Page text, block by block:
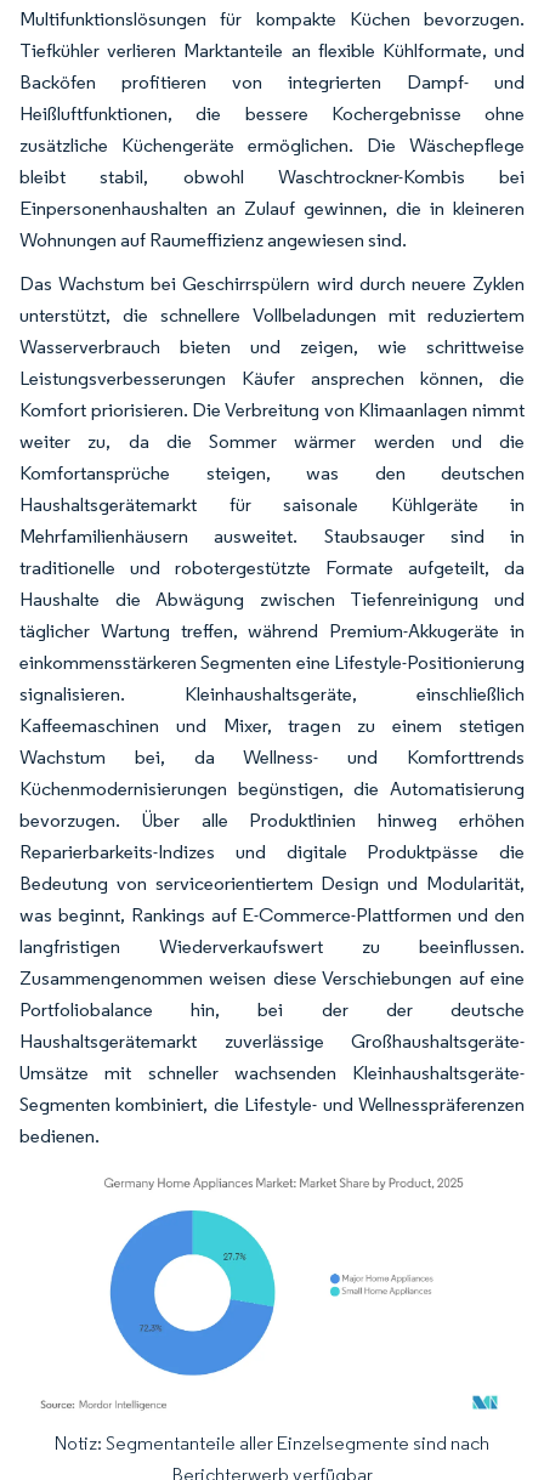
Multifunktionslösungen für kompakte Küchen bevorzugen.
Tiefkühler verlieren Marktanteile an flexible Kühlformate, und
Backöfen profitieren von integrierten Dampf- und
Heißluftfunktionen, die bessere Kochergebnisse ohne
zusätzliche Küchengeräte ermöglichen. Die Wäschepflege
bleibt stabil, obwohl Waschtrockner-Kombis bei
Einpersonenhaushalten an Zulauf gewinnen, die in kleineren
Wohnungen auf Raumeffizienz angewiesen sind.
Das Wachstum bei Geschirrspülern wird durch neuere Zyklen
unterstützt, die schnellere Vollbeladungen mit reduziertem
Wasserverbrauch bieten und zeigen, wie schrittweise
Leistungsverbesserungen Käufer ansprechen können, die
Komfort priorisieren. Die Verbreitung von Klimaanlagen nimmt
weiter zu, da die Sommer wärmer werden und die
Komfortansprüche steigen, was den deutschen
Haushaltsgerätemarkt für saisonale Kühlgeräte in
Mehrfamilienhäusern ausweitet. Staubsauger sind in
traditionelle und robotergestützte Formate aufgeteilt, da
Haushalte die Abwägung zwischen Tiefenreinigung und
täglicher Wartung treffen, während Premium-Akkugeräte in
einkommensstärkeren Segmenten eine Lifestyle-Positionierung
signalisieren. Kleinhaushaltsgeräte, einschließlich
Kaffeemaschinen und Mixer, tragen zu einem stetigen
Wachstum bei, da Wellness- und Komforttrends
Küchenmodernisierungen begünstigen, die Automatisierung
bevorzugen. Über alle Produktlinien hinweg erhöhen
Reparierbarkeits-Indizes und digitale Produktpässe die
Bedeutung von serviceorientiertem Design und Modularität,
was beginnt, Rankings auf E-Commerce-Plattformen und den
langfristigen Wiederverkaufswert zu beeinflussen.
Zusammengenommen weisen diese Verschiebungen auf eine
Portfoliobalance hin, bei der der deutsche
Haushaltsgerätemarkt zuverlässige Großhaushaltsgeräte-
Umsätze mit schneller wachsenden Kleinhaushaltsgeräte-
Segmenten kombiniert, die Lifestyle- und Wellnesspräferenzen
bedienen.
Bild © Mordor Intelligence. Wiederverwendung erfordert Namensnennung
Notiz: Segmentanteile aller Einzelsegmente sind nach
Berichterwerb verfügbar